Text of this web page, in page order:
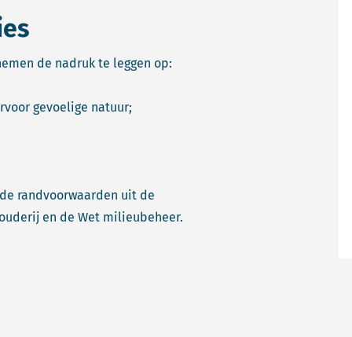
de nadruk te leggen op:
gevoelige natuur;
randvoorwaarden uit de
en de Wet milieubeheer.